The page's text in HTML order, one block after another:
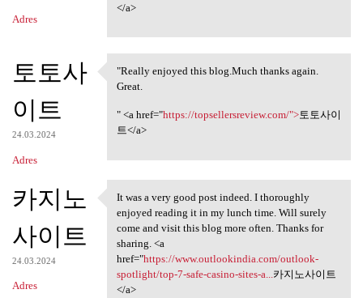
Adres
</a>
토토사
이트
24.03.2024
Adres
"Really enjoyed this blog
"Really enjoyed this blog.Much thanks again.
Great.
" <a href="https://topsellersreview.com/">토토사이
트</a>
카지노
사이트
24.03.2024
Adres
It was a very good post
It was a very good post indeed. I thoroughly
enjoyed reading it in my lunch time. Will surely
come and visit this blog more often. Thanks for
sharing. <a
href="https://www.outlookindia.com/outlook-
spotlight/top-7-safe-casino-sites-a...카지노사이트
</a>